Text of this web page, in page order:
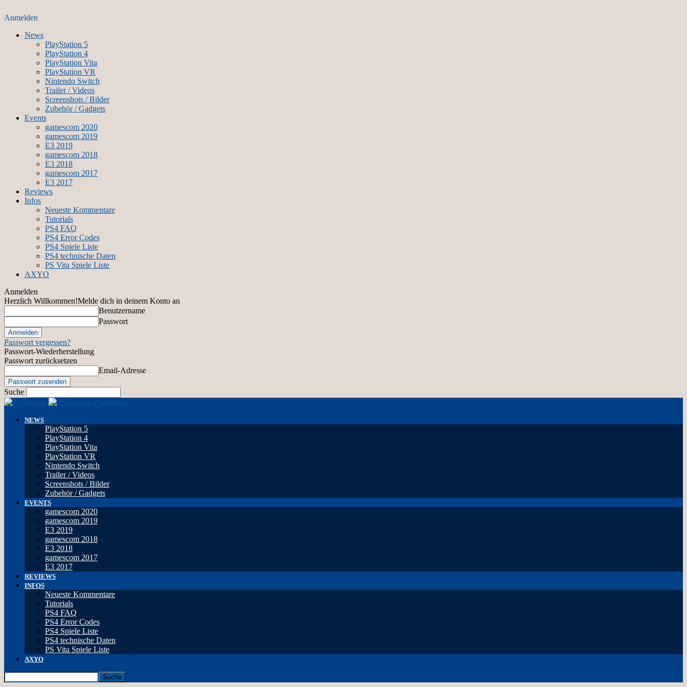
Anmelden
News
PlayStation 5
PlayStation 4
PlayStation Vita
PlayStation VR
Nintendo Switch
Trailer / Videos
Screenshots / Bilder
Zubehör / Gadgets
Events
gamescom 2020
gamescom 2019
E3 2019
gamescom 2018
E3 2018
gamescom 2017
E3 2017
Reviews
Infos
Neueste Kommentare
Tutorials
PS4 FAQ
PS4 Error Codes
PS4 Spiele Liste
PS4 technische Daten
PS Vita Spiele Liste
AXYO
Anmelden
Herzlich Willkommen!Melde dich in deinem Konto an
Benutzername
Passwort
Passwort vergessen?
Passwort-Wiederherstellung
Passwort zurücksetzen
Email-Adresse
Suche
NEWS
PlayStation 5
PlayStation 4
PlayStation Vita
PlayStation VR
Nintendo Switch
Trailer / Videos
Screenshots / Bilder
Zubehör / Gadgets
EVENTS
gamescom 2020
gamescom 2019
E3 2019
gamescom 2018
E3 2018
gamescom 2017
E3 2017
REVIEWS
INFOS
Neueste Kommentare
Tutorials
PS4 FAQ
PS4 Error Codes
PS4 Spiele Liste
PS4 technische Daten
PS Vita Spiele Liste
AXYO